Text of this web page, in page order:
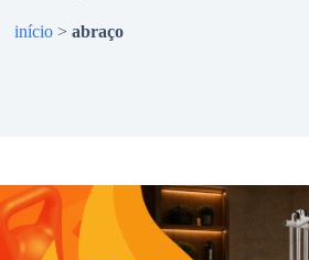
início> abraço